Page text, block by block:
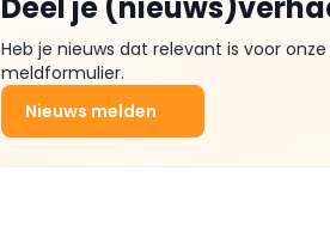
Heb je nieuws dat relevant is voor
meldformulier.
Nieuws melden